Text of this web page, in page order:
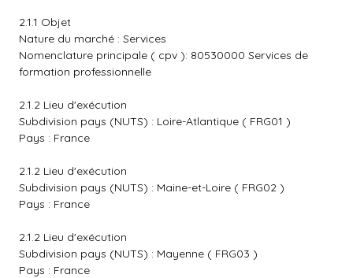
2.1.1 Objet
Nature du marché : Services
Nomenclature principale ( cpv ): 80530000 Services de
formation professionnelle
2.1.2 Lieu d'exécution
Subdivision pays (NUTS) : Loire-Atlantique ( FRG01 )
Pays : France
2.1.2 Lieu d'exécution
Subdivision pays (NUTS) : Maine-et-Loire ( FRG02 )
Pays : France
2.1.2 Lieu d'exécution
Subdivision pays (NUTS) : Mayenne ( FRG03 )
Pays : France